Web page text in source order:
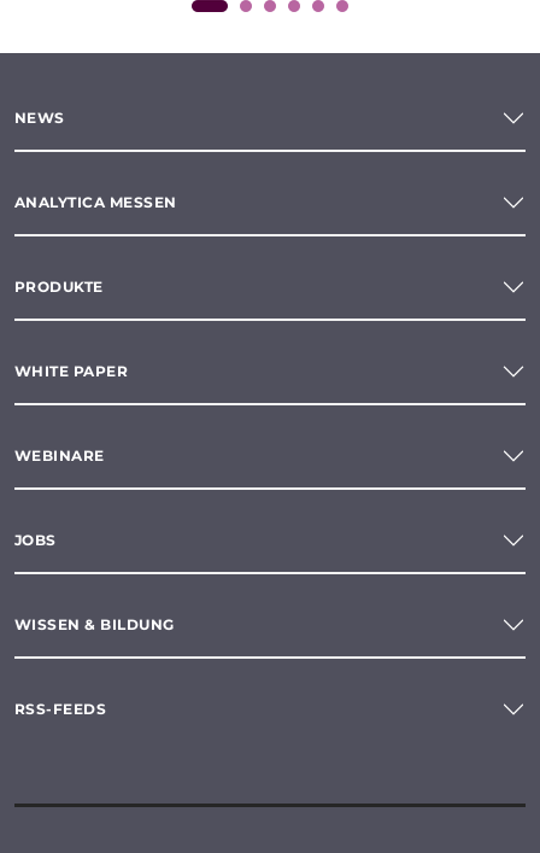
NEWS
ANALYTICA MESSEN
PRODUKTE
WHITE PAPER
WEBINARE
JOBS
WISSEN & BILDUNG
RSS-FEEDS